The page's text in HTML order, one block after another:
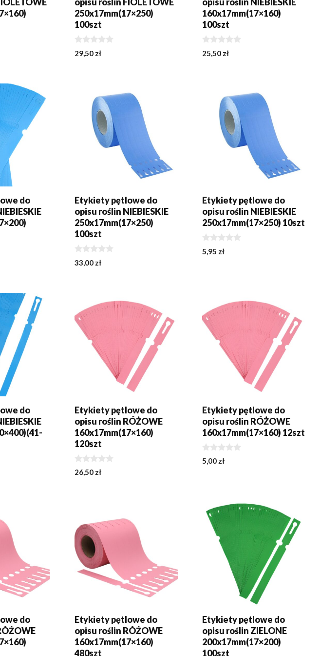
250x17mm(17×250)
100szt
0
z
29,50 zł
160x17mm(17×160)
100szt
0
z
25,50 zł
do
Etykiety pętlowe do
opisu roślin NIEBIESKIE
250x17mm(17×250)
100szt
0
z
33,00 zł
Etykiety pętlowe do
opisu roślin NIEBIESKIE
250x17mm(17×250) 10szt
0
z
5,95 zł
do
Etykiety pętlowe do
opisu roślin RÓŻOWE
160x17mm(17×160)
120szt
0
z
26,50 zł
Etykiety pętlowe do
opisu roślin RÓŻOWE
160x17mm(17×160) 12szt
0
z
5,00 zł
do
Etykiety pętlowe do
opisu roślin RÓŻOWE
160x17mm(17×160)
480szt
Etykiety pętlowe do
opisu roślin ZIELONE
200x17mm(17×200)
100szt